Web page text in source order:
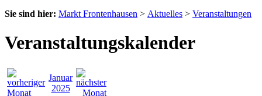
Sie sind hier: Markt Frontenhausen > Aktuelles > Veranstaltungen
Veranstaltungskalender
Januar
2025